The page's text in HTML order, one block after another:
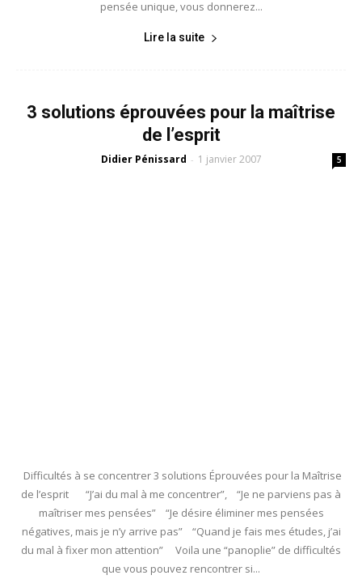
pensée unique, vous donnerez...
Lire la suite
3 solutions éprouvées pour la maîtrise
de l’esprit
Didier Pénissard - 1 janvier 2007 5
Difficultés à se concentrer 3 solutions Éprouvées pour la Maîtrise
de l’esprit “J’ai du mal à me concentrer”, “Je ne parviens pas à
maîtriser mes pensées” “Je désire éliminer mes pensées
négatives, mais je n’y arrive pas” “Quand je fais mes études, j’ai
du mal à fixer mon attention” Voila une “panoplie” de difficultés
que vous pouvez rencontrer si...